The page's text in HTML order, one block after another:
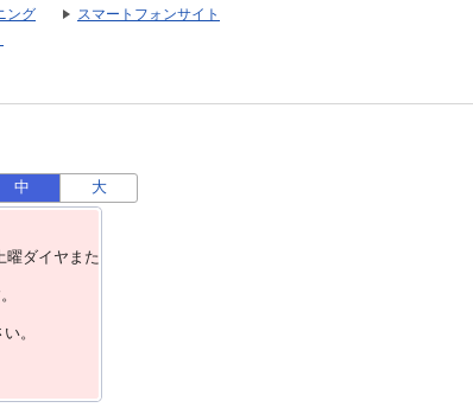
ング
スマートフォンサイト
中 大
曜ダイヤまた
。